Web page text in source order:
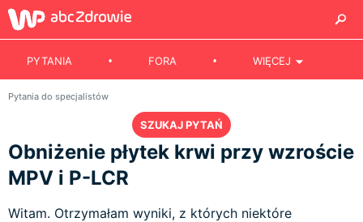
PYTANIA FORA WIĘCEJ
Pytania do specjalistów
SZUKAJ PYTAŃ
Obniżenie płytek krwi przy wzroście
MPV i P-LCR
Witam. Otrzymałam wyniki, z których niektóre